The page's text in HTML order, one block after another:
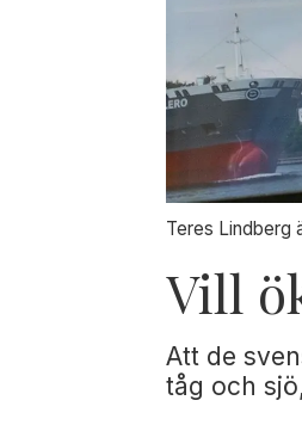
Teres Lindberg
Vill
Att de
tåg och